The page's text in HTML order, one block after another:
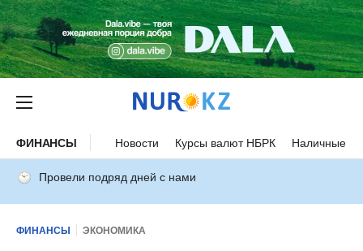
ФИНАНСЫ Новости Курсы валют НБРК Наличные
Провели подряд дней с нами
ФИНАНСЫ ЭКОНОМИКА